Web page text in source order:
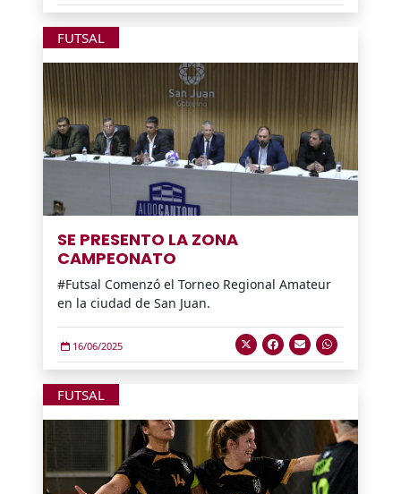
FUTSAL
SE PRESENTO LA ZONA
CAMPEONATO
#Futsal Comenzó el Torneo Regional Amateur
en la ciudad de San Juan.
16/06/2025
FUTSAL